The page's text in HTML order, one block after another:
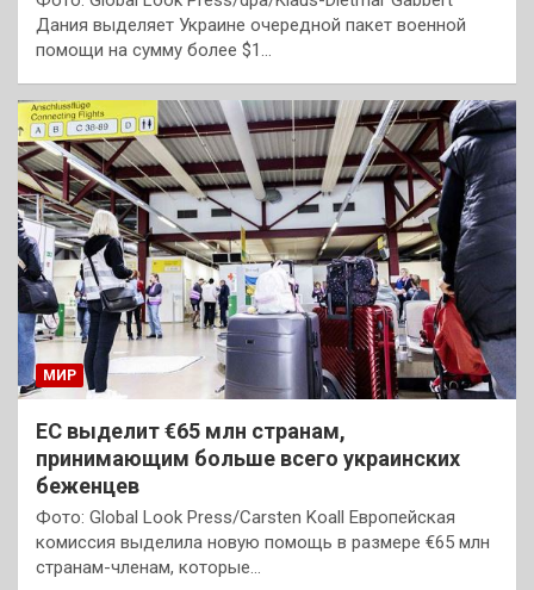
Дания выделяет Украине очередной пакет военной
помощи на сумму более $1…
МИР
ЕС выделит €65 млн странам,
принимающим больше всего украинских
беженцев
Фото: Global Look Press/Carsten Koall Европейская
комиссия выделила новую помощь в размере €65 млн
странам-членам, которые…